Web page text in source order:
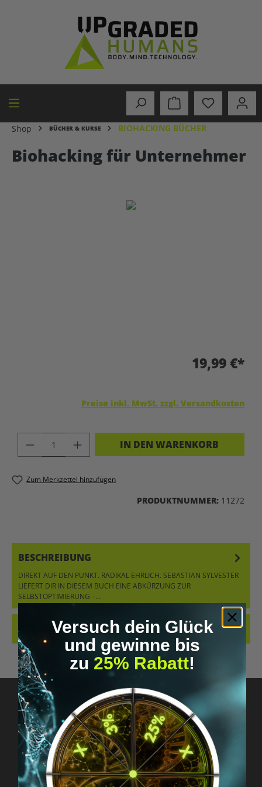
Shop BÜCHER & KURSE BIOHACKING BÜCHER
Biohacking für Unternehmer
19,99 €*
Preise inkl. MwSt. zzgl. Versandkosten
PRODUKT ANZAHL: GIB DEN
IN DEN WARENKORB
Zum Merkzettel hinzufügen
PRODUKTNUMMER: 11272
BESCHREIBUNG
DIREKT AUF DEN PUNKT. RADIKAL EHRLICH. SEBASTIAN SYLVESTER
LIEFERT DIR IN DIESEM BUCH EINE ABKÜRZUNG ZUR
SELBSTOPTIMIERUNG –…
BEWERTUNGEN
Fragen? Schreib uns!
Diskret, direkt &
persönlich.
Versuch dein Glück
und gewinne bis
zu 25% Rabatt!